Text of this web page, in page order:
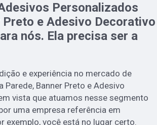
Personalizados
Preto e Adesivo Decorativo
nós. Ela precisa ser a
e experiência no mercado de
Banner Preto e Adesivo
vista que atuamos nesse segmento
uma empresa referência em
exemplo, você está no lugar certo.